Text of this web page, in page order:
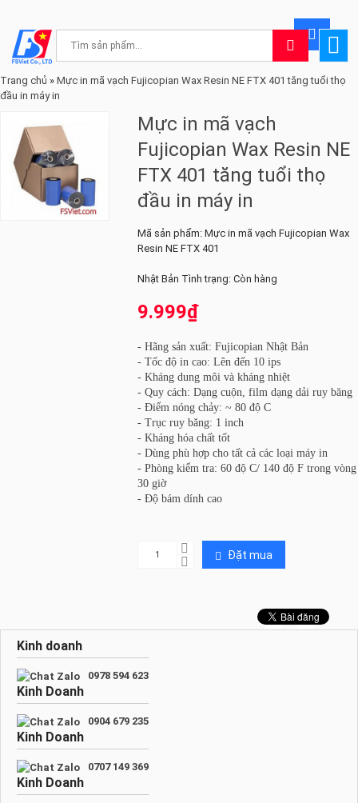
Trang chủ » Mực in mã vạch Fujicopian Wax Resin NE FTX 401 tăng tuổi thọ
đầu in máy in
Mực in mã vạch
Fujicopian Wax Resin NE
FTX 401 tăng tuổi thọ
đầu in máy in
Mã sản phẩm: Mực in mã vạch Fujicopian Wax
Resin NE FTX 401
Nhật Bản Tình trạng: Còn hàng
9.999₫
- Hãng sản xuất: Fujicopian Nhật Bản
- Tốc độ in cao: Lên đến 10 ips
- Kháng dung môi và kháng nhiệt
- Quy cách: Dạng cuộn, film dạng dải ruy băng
- Điểm nóng chảy: ~ 80 độ C
- Trục ruy băng: 1 inch
- Kháng hóa chất tốt
- Dùng phù hợp cho tất cả các loại máy in
- Phòng kiểm tra: 60 độ C/ 140 độ F trong vòng
30 giờ
- Độ bám dính cao
 Đặt mua
Kinh doanh
0978 594 623
Kinh Doanh
0904 679 235
Kinh Doanh
0707 149 369
Kinh Doanh